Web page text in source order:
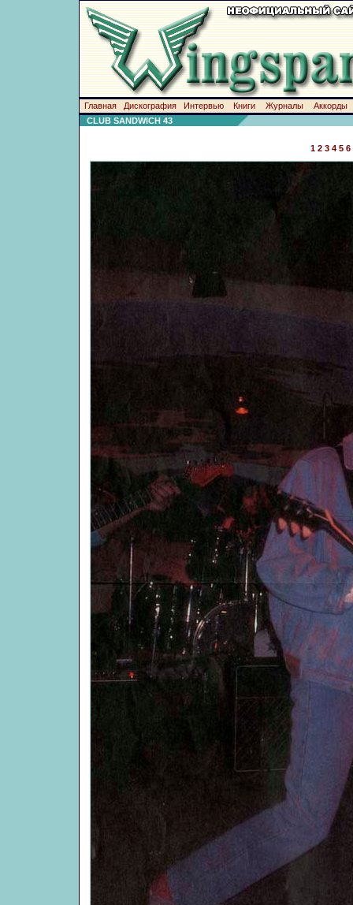
Главная Дискография Интервью Книги Журналы
Аккорды
CLUB SANDWICH 43
1 2 3 4 5 6